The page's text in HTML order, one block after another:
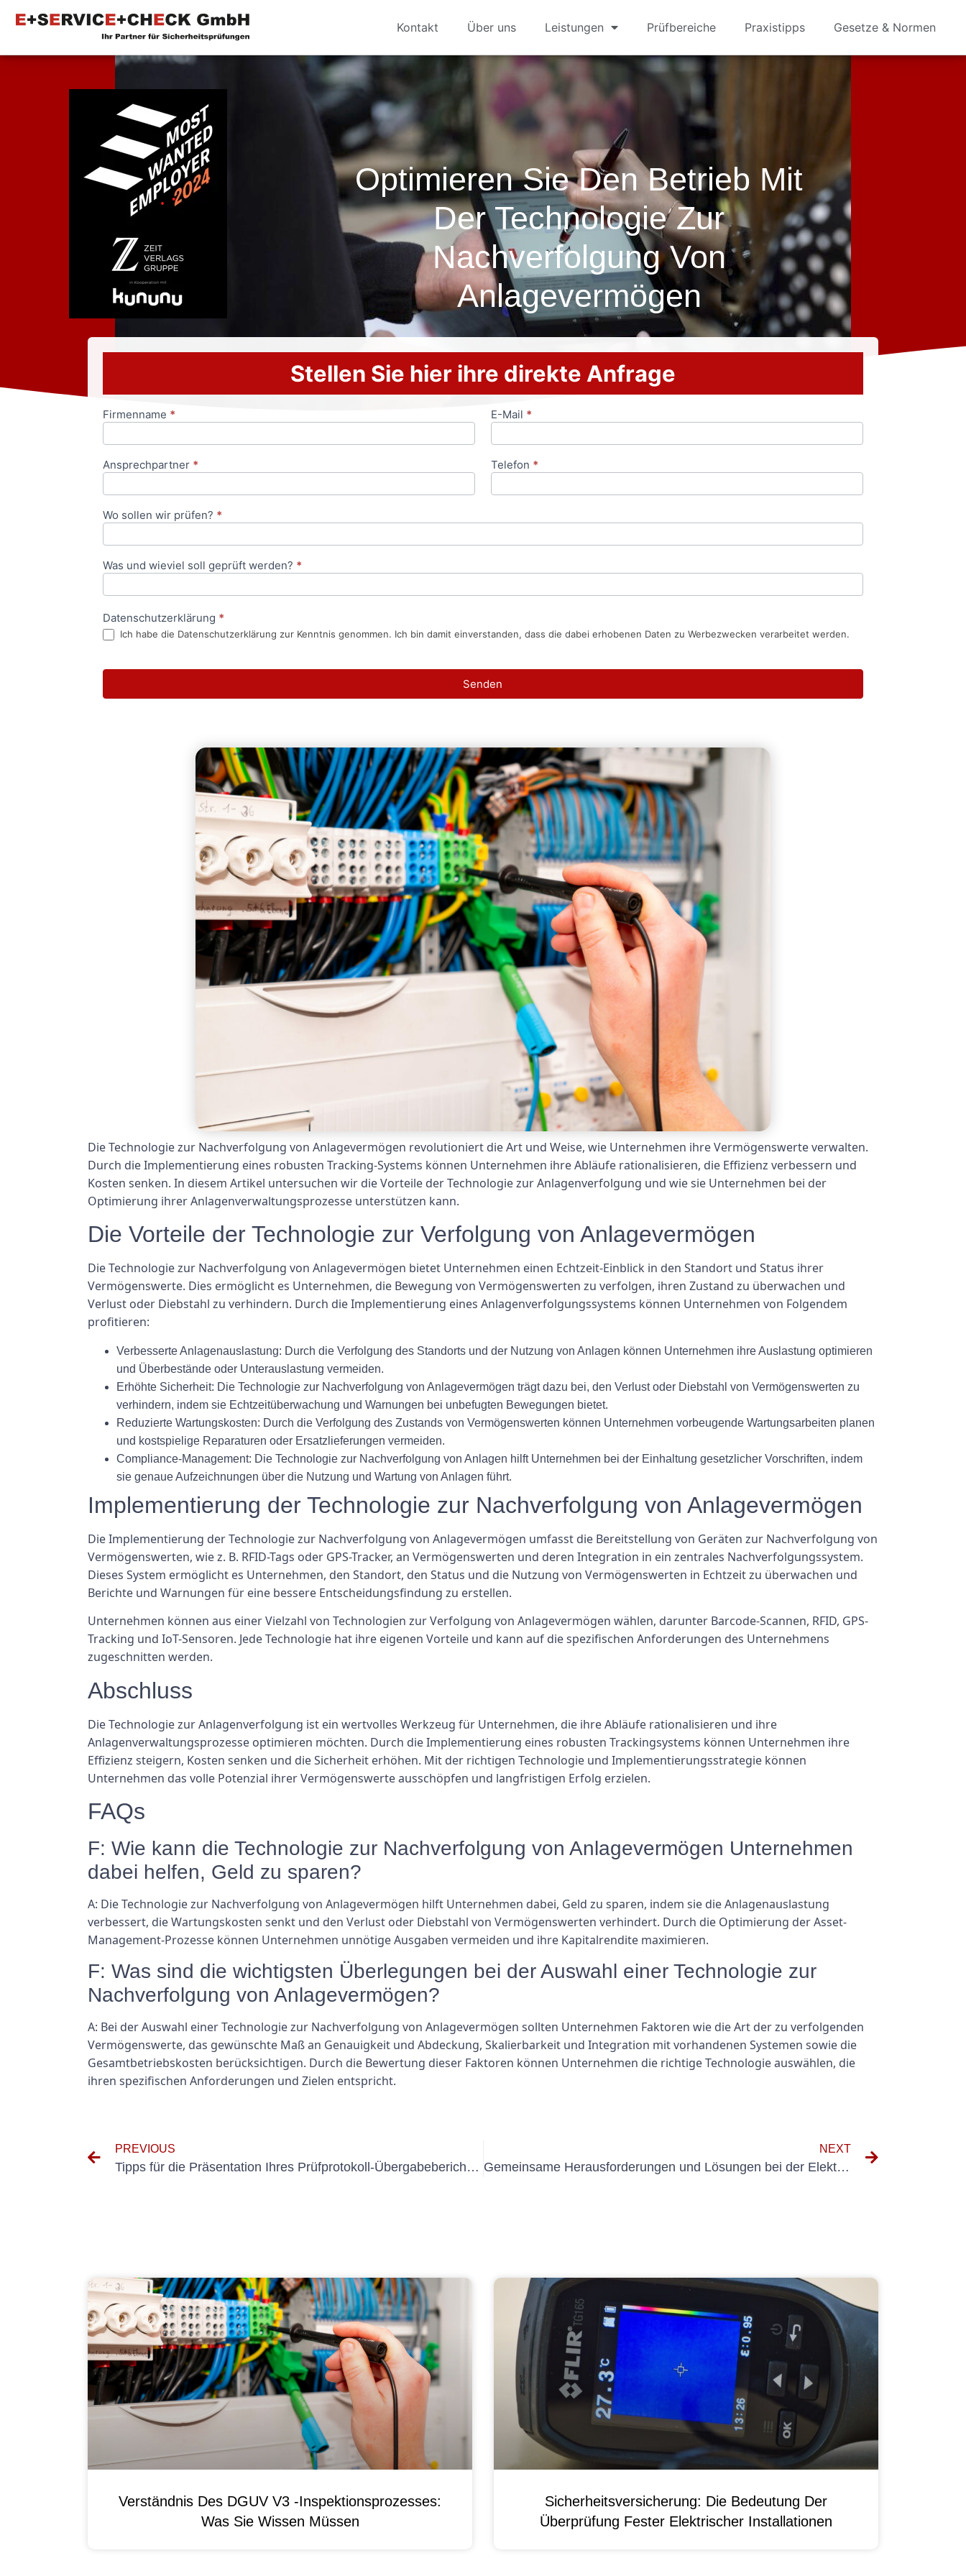
Kontakt Über uns Leistungen Prüfbereiche Praxistipps Gesetze & Normen
Optimieren Sie Den Betrieb Mit
Der Technologie Zur
Nachverfolgung Von
Anlagevermögen
Stellen Sie hier ihre direkte Anfrage
Anfrageformular
Firmenname * E-Mail *
Ansprechpartner * Telefon *
Wo sollen wir prüfen? *
Was und wieviel soll geprüft werden? *
Datenschutzerklärung *
Ich habe die Datenschutzerklärung zur Kenntnis genommen. Ich bin damit einverstanden, dass die dabei erhobenen Daten zu Werbezwecken verarbeitet werden.
Senden
Die Technologie zur Nachverfolgung von Anlagevermögen revolutioniert die Art und Weise, wie Unternehmen ihre Vermögenswerte verwalten.
Durch die Implementierung eines robusten Tracking-Systems können Unternehmen ihre Abläufe rationalisieren, die Effizienz verbessern und
Kosten senken. In diesem Artikel untersuchen wir die Vorteile der Technologie zur Anlagenverfolgung und wie sie Unternehmen bei der
Optimierung ihrer Anlagenverwaltungsprozesse unterstützen kann.
Die Vorteile der Technologie zur Verfolgung von Anlagevermögen
Die Technologie zur Nachverfolgung von Anlagevermögen bietet Unternehmen einen Echtzeit-Einblick in den Standort und Status ihrer
Vermögenswerte. Dies ermöglicht es Unternehmen, die Bewegung von Vermögenswerten zu verfolgen, ihren Zustand zu überwachen und
Verlust oder Diebstahl zu verhindern. Durch die Implementierung eines Anlagenverfolgungssystems können Unternehmen von Folgendem
profitieren:
Verbesserte Anlagenauslastung: Durch die Verfolgung des Standorts und der Nutzung von Anlagen können Unternehmen ihre Auslastung optimieren
und Überbestände oder Unterauslastung vermeiden.
Erhöhte Sicherheit: Die Technologie zur Nachverfolgung von Anlagevermögen trägt dazu bei, den Verlust oder Diebstahl von Vermögenswerten zu
verhindern, indem sie Echtzeitüberwachung und Warnungen bei unbefugten Bewegungen bietet.
Reduzierte Wartungskosten: Durch die Verfolgung des Zustands von Vermögenswerten können Unternehmen vorbeugende Wartungsarbeiten planen
und kostspielige Reparaturen oder Ersatzlieferungen vermeiden.
Compliance-Management: Die Technologie zur Nachverfolgung von Anlagen hilft Unternehmen bei der Einhaltung gesetzlicher Vorschriften, indem
sie genaue Aufzeichnungen über die Nutzung und Wartung von Anlagen führt.
Implementierung der Technologie zur Nachverfolgung von Anlagevermögen
Die Implementierung der Technologie zur Nachverfolgung von Anlagevermögen umfasst die Bereitstellung von Geräten zur Nachverfolgung von
Vermögenswerten, wie z. B. RFID-Tags oder GPS-Tracker, an Vermögenswerten und deren Integration in ein zentrales Nachverfolgungssystem.
Dieses System ermöglicht es Unternehmen, den Standort, den Status und die Nutzung von Vermögenswerten in Echtzeit zu überwachen und
Berichte und Warnungen für eine bessere Entscheidungsfindung zu erstellen.
Unternehmen können aus einer Vielzahl von Technologien zur Verfolgung von Anlagevermögen wählen, darunter Barcode-Scannen, RFID, GPS-
Tracking und IoT-Sensoren. Jede Technologie hat ihre eigenen Vorteile und kann auf die spezifischen Anforderungen des Unternehmens
zugeschnitten werden.
Abschluss
Die Technologie zur Anlagenverfolgung ist ein wertvolles Werkzeug für Unternehmen, die ihre Abläufe rationalisieren und ihre
Anlagenverwaltungsprozesse optimieren möchten. Durch die Implementierung eines robusten Trackingsystems können Unternehmen ihre
Effizienz steigern, Kosten senken und die Sicherheit erhöhen. Mit der richtigen Technologie und Implementierungsstrategie können
Unternehmen das volle Potenzial ihrer Vermögenswerte ausschöpfen und langfristigen Erfolg erzielen.
FAQs
F: Wie kann die Technologie zur Nachverfolgung von Anlagevermögen Unternehmen
dabei helfen, Geld zu sparen?
A: Die Technologie zur Nachverfolgung von Anlagevermögen hilft Unternehmen dabei, Geld zu sparen, indem sie die Anlagenauslastung
verbessert, die Wartungskosten senkt und den Verlust oder Diebstahl von Vermögenswerten verhindert. Durch die Optimierung der Asset-
Management-Prozesse können Unternehmen unnötige Ausgaben vermeiden und ihre Kapitalrendite maximieren.
F: Was sind die wichtigsten Überlegungen bei der Auswahl einer Technologie zur
Nachverfolgung von Anlagevermögen?
A: Bei der Auswahl einer Technologie zur Nachverfolgung von Anlagevermögen sollten Unternehmen Faktoren wie die Art der zu verfolgenden
Vermögenswerte, das gewünschte Maß an Genauigkeit und Abdeckung, Skalierbarkeit und Integration mit vorhandenen Systemen sowie die
Gesamtbetriebskosten berücksichtigen. Durch die Bewertung dieser Faktoren können Unternehmen die richtige Technologie auswählen, die
ihren spezifischen Anforderungen und Zielen entspricht.
PREVIOUS
Tipps für die Präsentation Ihres Prüfprotokoll-Übergabeberichts gegenüber Stakeholdern
NEXT
Gemeinsame Herausforderungen und Lösungen bei der Elektroprüfung von Medizinprodukten
Verständnis Des DGUV V3 -Inspektionsprozesses:
Was Sie Wissen Müssen
Sicherheitsversicherung: Die Bedeutung Der
Überprüfung Fester Elektrischer Installationen